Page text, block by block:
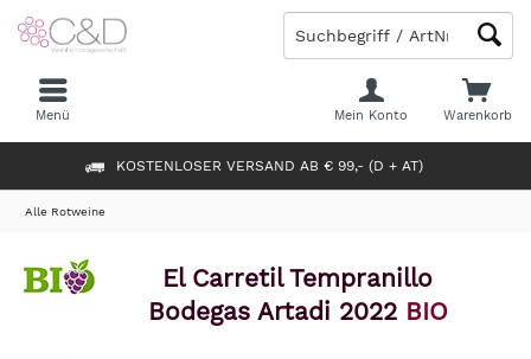
KOSTENLOSER VERSAND AB € 99,- (D + AT)
Warenkorb
Mein Konto
Menü
Alle Rotweine
El Carretil Tempranillo
Bodegas Artadi 2022 BIO